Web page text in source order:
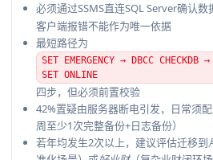
必须通过SSMS直连SQL Server确认数
客户端报错不能作为唯一依据
最短路径为
SET EMERGENCY → DBCC CHECKDB
SET ONLINE
四步，但必须前置校验
42%置疑由服务器断电引发，日常须
周至少1次完整备份+日志备份）
若年均发生2次以上，建议评估迁移到